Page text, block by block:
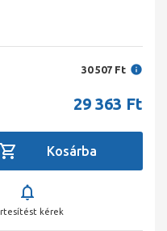
30 507 Ft
29 363 Ft
kérek